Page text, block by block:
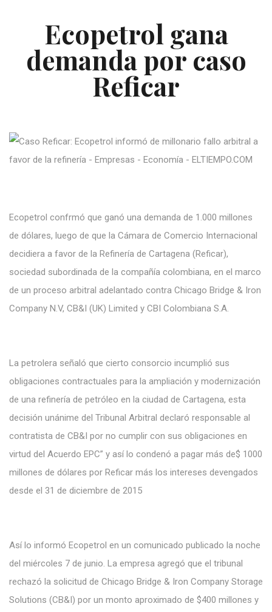
Ecopetrol gana
demanda por caso
Reficar
Ecopetrol confrmó que ganó una demanda de 1.000 millones
de dólares, luego de que la Cámara de Comercio Internacional
decidiera a favor de la Refinería de Cartagena (Reficar),
sociedad subordinada de la compañía colombiana, en el marco
de un proceso arbitral adelantado contra Chicago Bridge & Iron
Company N.V, CB&I (UK) Limited y CBI Colombiana S.A.
La petrolera señaló que cierto consorcio incumplió sus
obligaciones contractuales para la ampliación y modernización
de una refinería de petróleo en la ciudad de Cartagena, esta
decisión unánime del Tribunal Arbitral declaró responsable al
contratista de CB&I por no cumplir con sus obligaciones en
virtud del Acuerdo EPC” y asílo condenó a pagar más de$ 1000
millones de dólares por Reficar más los intereses devengados
desde el 31 de diciembre de 2015
Así lo informó Ecopetrol en un comunicado publicado la noche
del miércoles 7 de junio. La empresa agregó que el tribunal
rechazó la solicitud de Chicago Bridge & Iron Company Storage
Solutions (CB&I) por un monto aproximado de $400 millones y